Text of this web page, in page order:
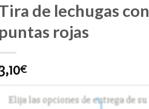
de lechugas con
puntas rojas
€
Elija las opciones de entrega de su